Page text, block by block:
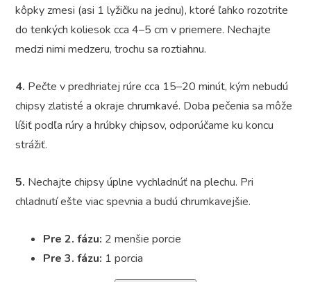
kôpky zmesi (asi 1 lyžičku na jednu), ktoré ľahko rozotrite
do tenkých koliesok cca 4–5 cm v priemere. Nechajte
medzi nimi medzeru, trochu sa roztiahnu.
4. Pečte v predhriatej rúre cca 15–20 minút, kým nebudú
chipsy zlatisté a okraje chrumkavé. Doba pečenia sa môže
líšiť podľa rúry a hrúbky chipsov, odporúčame ku koncu
strážiť.
5. Nechajte chipsy úplne vychladnúť na plechu. Pri
chladnutí ešte viac spevnia a budú chrumkavejšie.
Pre 2. fázu: 2 menšie porcie
Pre 3. fázu: 1 porcia